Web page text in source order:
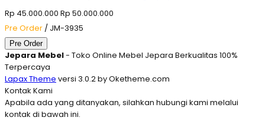
Rp 45.000.000 Rp 50.000.000
Pre Order / JM-3935
Pre Order
Jepara Mebel- Toko Online Mebel Jepara Berkualitas 100%
Terpercaya
Lapax Theme versi 3.0.2 by Oketheme.com
Kontak Kami
Apabila ada yang ditanyakan, silahkan hubungi kami melalui
kontak di bawah ini.